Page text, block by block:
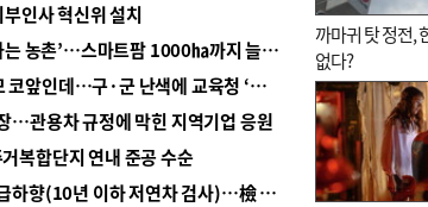
인사 혁신위 설치
■ 경남 농정 비전 ‘잘 사는 농촌’…스마트팜 1000㏊까지 늘린다
■ 교육혁신선도지 공모 코앞인데…구·군 난색에 교육청 ‘쩔쩔’
…관용차 규정에 막힌 지역기업 응원
복합단지 연내 준공 수순
■ 검사 신분 버리고 직급하향(10년 이하 저연차 검사)…檢 중수청행 기피
까마귀 탓 정전,
없다?